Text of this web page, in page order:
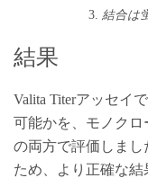
3. 結合は
結果
Valita Titerアッセイ
可能かを、モノク
の両方で評価しま
ため、より正確な